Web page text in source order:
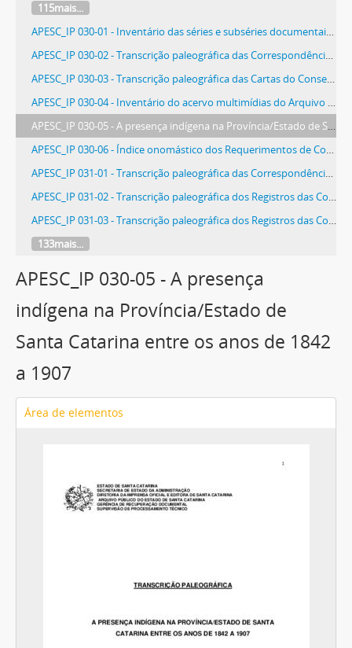
115mais...
APESC_IP 030-01 - Inventário das séries e subséries documentais do fundo do Arquivo Público do Estado de Santa Catarina (1932/2016)
APESC_IP 030-02 - Transcrição paleográfica das Correspondências da Caixa Economia e Monte de Socorro para Presidência da Província (1875/1887)
APESC_IP 030-03 - Transcrição paleográfica das Cartas do Conselho Supremo Militar (1808/1820)
APESC_IP 030-04 - Inventário do acervo multimídias do Arquivo Público do Estado de Santa Catarina (1997/2017)
APESC_IP 030-05 - A presença indígena na Província/Estado de Santa Catarina entre os anos de 1842 a 1907
APESC_IP 030-06 - Índice onomástico dos Requerimentos de Concessões de Terras da Diretoria de Terras e Colonização (1892/1917), v. 8
APESC_IP 031-01 - Transcrição paleográfica das Correspondências do Governo da Capitania para Câmaras Municipais (1752/1817)
APESC_IP 031-02 - Transcrição paleográfica dos Registros das Correspondências da Junta Governativa Provisória e Presidência da Província para Diversos (1822/1825)
APESC_IP 031-03 - Transcrição paleográfica dos Registros das Correspondências da Presidência da Província para Ministério dos Negócios Estrangeiros (1857/1874), v. 2
133mais...
APESC_IP 030-05 - A presença
indígena na Província/Estado de
Santa Catarina entre os anos de 1842
a 1907
Área de elementos